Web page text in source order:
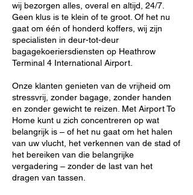
wij bezorgen alles, overal en altijd, 24/7.
Geen klus is te klein of te groot. Of het nu
gaat om één of honderd koffers, wij zijn
specialisten in deur-tot-deur
bagagekoeriersdiensten op Heathrow
Terminal 4 International Airport.
Onze klanten genieten van de vrijheid om
stressvrij, zonder bagage, zonder handen
en zonder gewicht te reizen. Met Airport To
Home kunt u zich concentreren op wat
belangrijk is – of het nu gaat om het halen
van uw vlucht, het verkennen van de stad of
het bereiken van die belangrijke
vergadering – zonder de last van het
dragen van tassen.